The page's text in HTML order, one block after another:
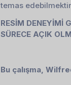
temas
RESİM DENEYİMİ
SÜRECE AÇIK
Bu çalışma,